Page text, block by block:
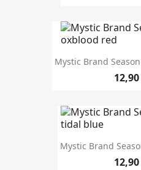
Mystic Brand
12,90
Mystic Brand
12,90